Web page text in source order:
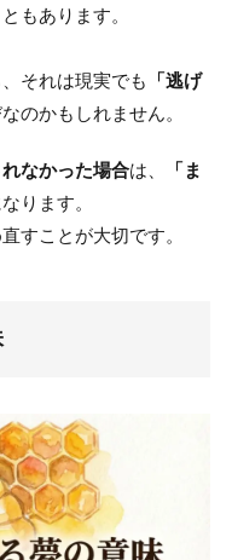
もあります。
それは現実でも
「逃げ
のかもしれません。
なかった場合は、
「ま
ります。
すことが大切です。